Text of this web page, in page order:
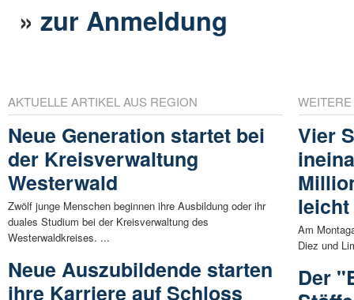
»zur Anmeldung
AKTUELLE ARTIKEL AUS REGION
Neue Generation startet bei
der Kreisverwaltung
Westerwald
Zwölf junge Menschen beginnen ihre Ausbildung oder ihr
duales Studium bei der Kreisverwaltung des
Westerwaldkreises. ...
Neue Auszubildende starten
ihre Karriere auf Schloss
Vier
Am
Diez und
Der